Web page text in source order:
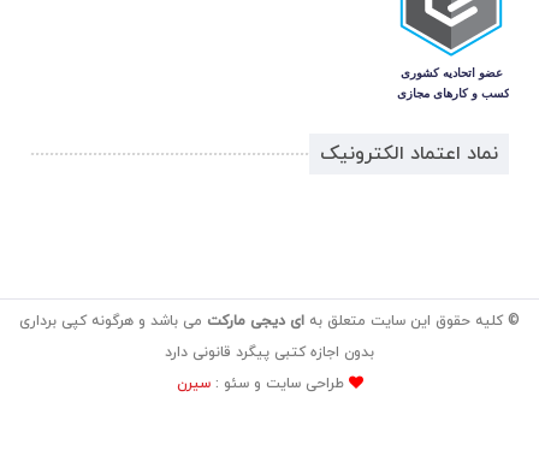
نماد اعتماد الکترونیک
© کلیه حقوق این سایت متعلق به ای دیجی مارکت می باشد و هرگونه کپی برداری
بدون اجازه کتبی پیگرد قانونی دارد
طراحی سایت و سئو :سیرن